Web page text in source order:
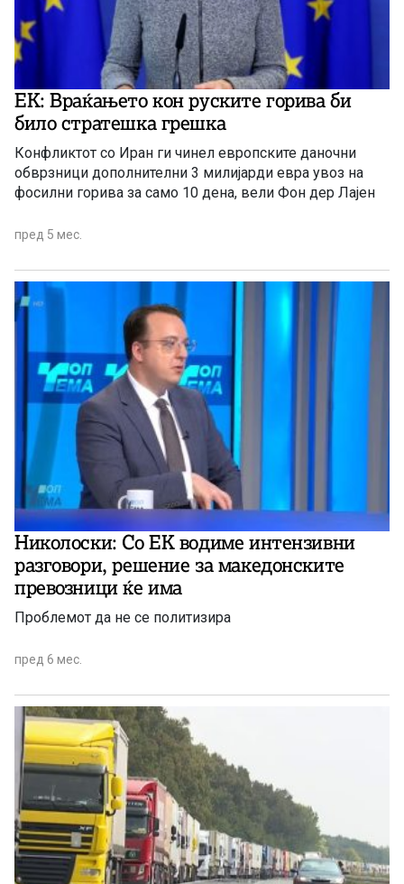
ЕК: Враќањето кон руските горива би
било стратешка грешка
Конфликтот со Иран ги чинел европските даночни
обврзници дополнителни 3 милијарди евра увоз на
фосилни горива за само 10 дена, вели Фон дер Лајен
пред 5 мес.
Николоски: Со ЕК водиме интензивни
разговори, решение за македонските
превозници ќе има
Проблемот да не се политизира
пред 6 мес.